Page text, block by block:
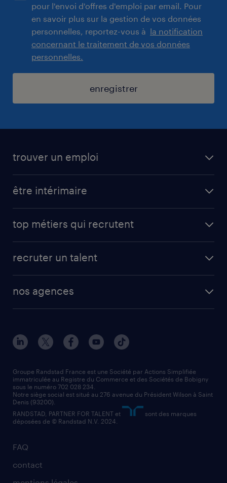
pour l'envoi d'offres d'emploi par email. Pour
en savoir plus sur la gestion de vos données
personnelles, reportez-vous à la notification
concernant le traitement de vos données
personnelles.
enregistrer
trouver un emploi
créer un compte candidat
être intérimaire
app talent / portail web
top métiers qui recrutent
manutentionnaire
assistant administratif
comptable
recruter un talent
solutions opérationnelles
contact entreprise
faq intérim / recrutement
nos agences
nos agences par ville
nos agences par région
nos cabinets de recrutement
FAQ
contact
Groupe Randstad France est une Société par Actions Simplifiée
immatriculée au Registre du Commerce et des Sociétés de Bobigny
sous le numéro 702 028 234.
Notre siège social est situé au 276 avenue du Président Wilson à Saint
Denis (93200).
RANDSTAD, PARTNER FOR TALENT et
sont des marques
déposées de © Randstad N.V. 2024.